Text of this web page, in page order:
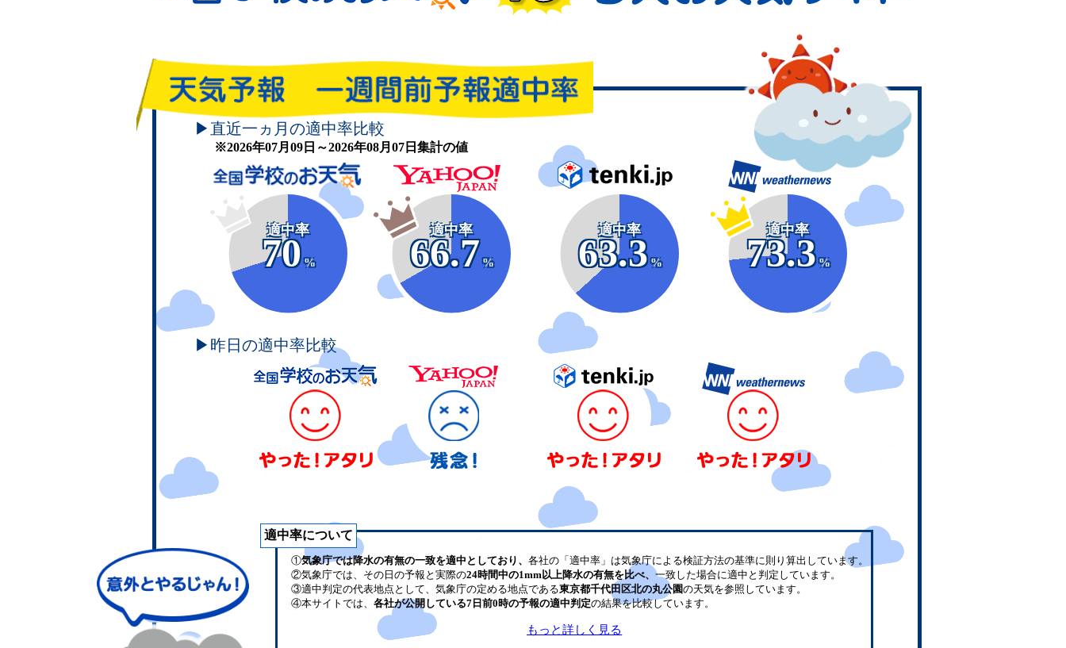
▶直近一ヵ月の適中率比較
※2026年07月09日～2026年08月07日集計の値
適中率
70
%
適中率
66.7
%
適中率
63.3
%
適中率
73.3
%
▶昨日の適中率比較
適中率について
①気象庁では降水の有無の一致を適中としており、 各社の「適中率」は気象庁による検証方法の基準に則り算出しています。
②気象庁では、その日の予報と実際の24時間中の1mm以上降水の有無を比べ、 一致した場合に適中と判定しています。
③適中判定の代表地点として、気象庁の定める地点である東京都千代田区北の丸公園の天気を参照しています。
④本サイトでは、 各社が公開している7日前0時の予報の適中判定の結果を比較しています。
もっと詳しく見る